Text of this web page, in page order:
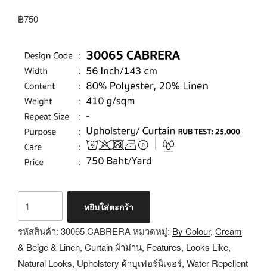
฿750
หยิบใส่ตะกร้า
รหัสสินค้า: 30065 CABRERAหมวดหมู่: By Colour, Cream
& Beige & Linen, Curtain ผ้าม่าน, Features, Looks Like,
Natural Looks, Upholstery ผ้าบุเฟอร์นิเจอร์, Water Repellent